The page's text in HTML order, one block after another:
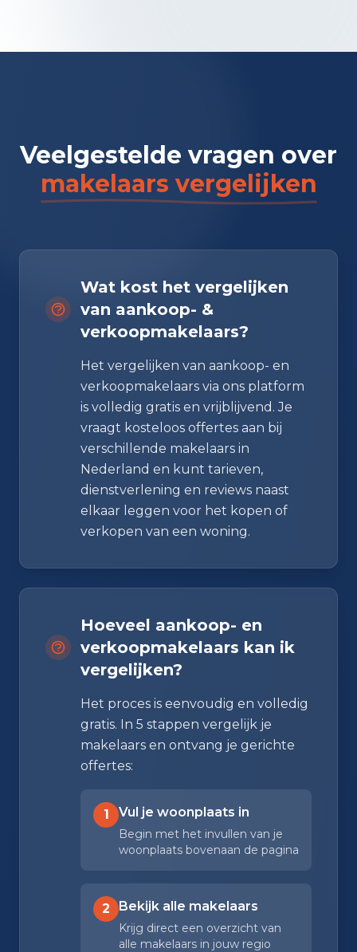
Veelgestelde vragen over
makelaars vergelijken
Wat kost het vergelijken
van aankoop- &
verkoopmakelaars?
Het vergelijken van aankoop- en
verkoopmakelaars via ons platform
is volledig gratis en vrijblijvend. Je
vraagt kosteloos offertes aan bij
verschillende makelaars in
Nederland en kunt tarieven,
dienstverlening en reviews naast
elkaar leggen voor het kopen of
verkopen van een woning.
Hoeveel aankoop- en
verkoopmakelaars kan ik
vergelijken?
Het proces is eenvoudig en volledig
gratis. In 5 stappen vergelijk je
makelaars en ontvang je gerichte
offertes:
1 Vul je woonplaats in
Begin met het invullen van je
woonplaats bovenaan de pagina
2 Bekijk alle makelaars
Krijg direct een overzicht van
alle makelaars in jouw regio